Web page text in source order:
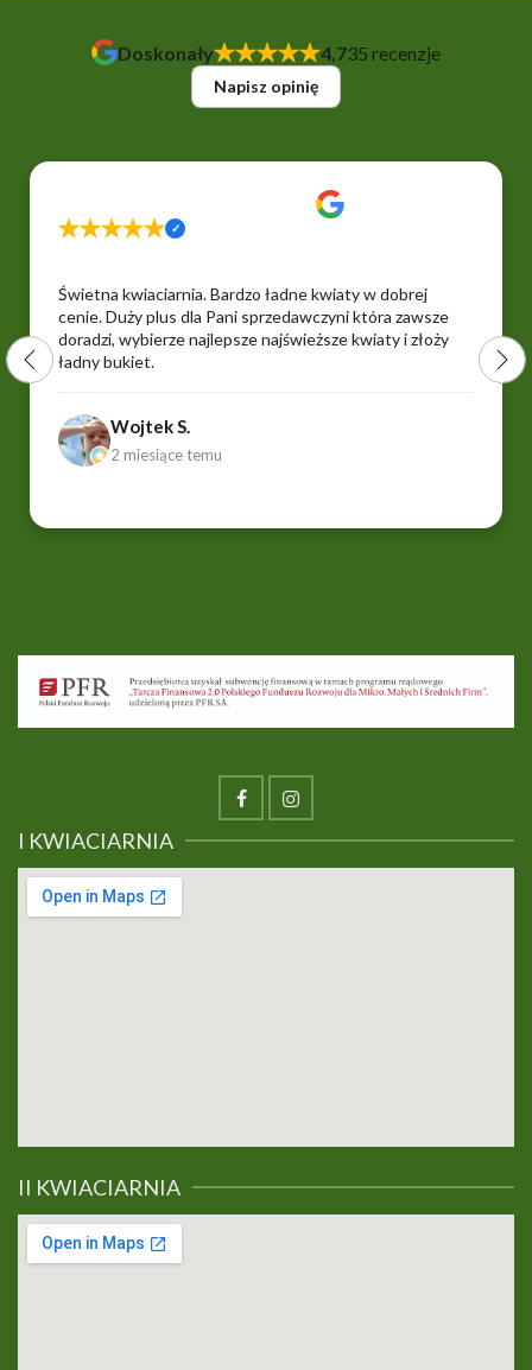
Doskonały 4,735 recenzje
Napisz opinię
Świetna kwiaciarnia. Bardzo ładne kwiaty w dobrej
cenie. Duży plus dla Pani sprzedawczyni która zawsze
doradzi, wybierze najlepsze najświeższe kwiaty i złoży
ładny bukiet.
Wojtek S.
2 miesiące temu
I KWIACIARNIA
II KWIACIARNIA